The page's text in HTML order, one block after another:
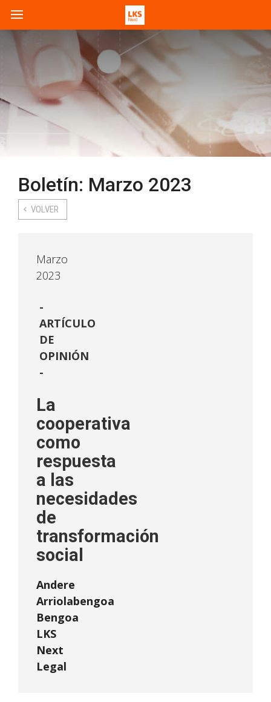
Boletín: Marzo 2023
VOLVER
Marzo
2023
ARTÍCULO
DE
OPINIÓN
-
La
cooperativa
como
respuesta
a las
necesidades
de
transformación
social
Andere
Arriolabengoa
Bengoa
LKS
Next
Legal